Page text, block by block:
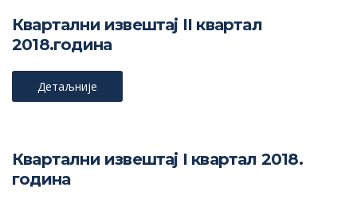
Квартални извештај II квартал
2018.година
Детаљније
Квартални извештај I квартал 2018.
година